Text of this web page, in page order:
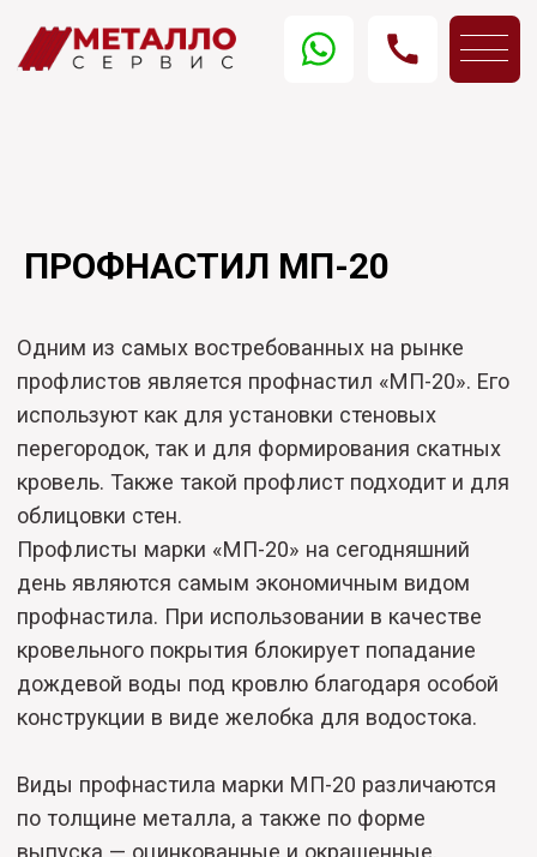
ПРОФНАСТИЛ МП-20
Одним из самых востребованных на рынке
профлистов является профнастил «МП-20». Его
кровель. Также такой профлист подходит и для
облицовки стен.
Профлисты марки «МП-20» на сегодняшний
день являются самым экономичным видом
профнастила. При использовании в качестве
кровельного покрытия блокирует попадание
дождевой воды под кровлю благодаря особой
конструкции в виде желобка для водостока.
Виды профнастила марки МП-20 различаются
по толщине металла, а также по форме
выпуска — оцинкованные и окрашенные.
Ниже представлены габариты и
стоимость профнастила марки МП-20,